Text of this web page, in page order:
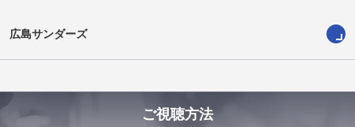
広島サンダーズ
ご視聴方法